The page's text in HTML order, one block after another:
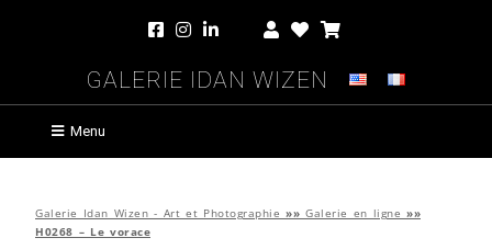
Galerie Idan Wizen
Menu
Galerie Idan Wizen - Art et Photographie »» Galerie en ligne »»
H0268 – Le vorace